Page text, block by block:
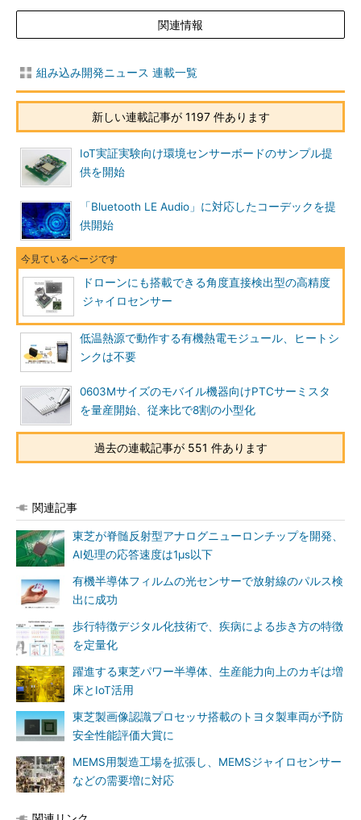
関連情報
組み込み開発ニュース 連載一覧
新しい連載記事が 1197 件あります
IoT実証実験向け環境センサーボードのサンプル提
供を開始
「Bluetooth LE Audio」に対応したコーデックを提
供開始
ドローンにも搭載できる角度直接検出型の高精度
ジャイロセンサー
低温熱源で動作する有機熱電モジュール、ヒートシ
ンクは不要
0603Mサイズのモバイル機器向けPTCサーミスタ
を量産開始、従来比で8割の小型化
過去の連載記事が 551 件あります
関連記事
東芝が脊髄反射型アナログニューロンチップを開発、
AI処理の応答速度は1μs以下
有機半導体フィルムの光センサーで放射線のパルス検
出に成功
歩行特徴デジタル化技術で、疾病による歩き方の特徴
を定量化
躍進する東芝パワー半導体、生産能力向上のカギは増
床とIoT活用
東芝製画像認識プロセッサ搭載のトヨタ製車両が予防
安全性能評価大賞に
MEMS用製造工場を拡張し、MEMSジャイロセンサー
などの需要増に対応